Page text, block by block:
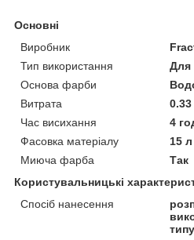
Основні
Виробник
Тип використання
Для
Основа фарби
Витрата
Час висихання
4
Фасовка матеріалу
15 л
Миюча фарба
Так
Користувальницькі
Спосіб нанесення